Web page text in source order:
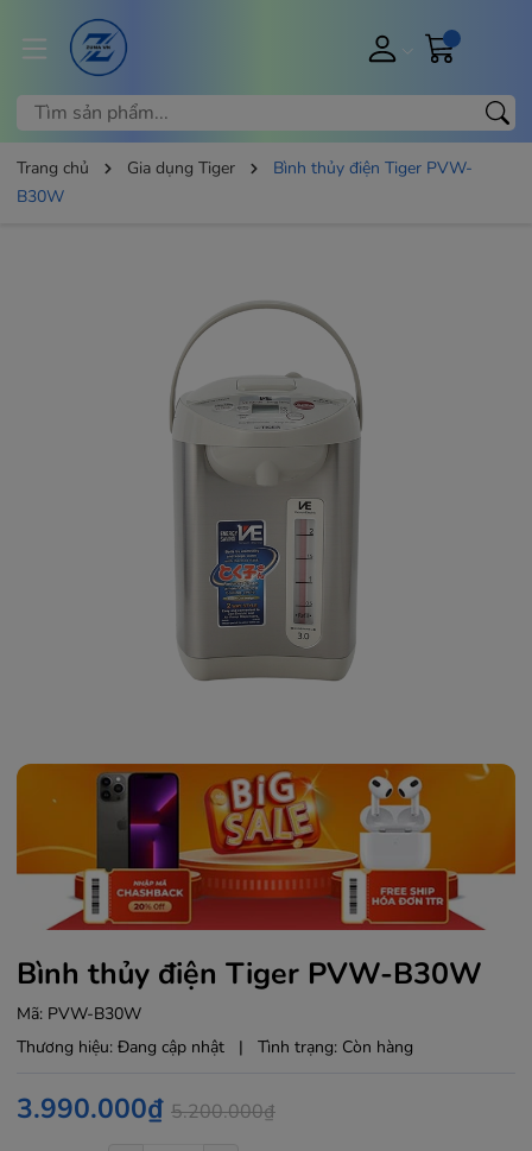
Trang chủ Gia dụng Tiger
Bình thủy điện Tiger PVW-
B30W
Bình thủy điện Tiger PVW-B30W
Mã: PVW-B30W
Thương hiệu: Đang cập nhật | Tình trạng: Còn hàng
3.990.000₫ 5.200.000₫